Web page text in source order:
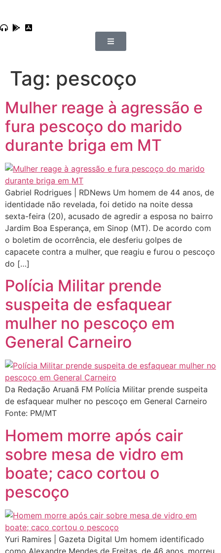
Tag: pescoço
Mulher reage à agressão e
fura pescoço do marido
durante briga em MT
Gabriel Rodrigues | RDNews Um homem de 44 anos, de
identidade não revelada, foi detido na noite dessa
sexta-feira (20), acusado de agredir a esposa no bairro
Jardim Boa Esperança, em Sinop (MT). De acordo com
o boletim de ocorrência, ele desferiu golpes de
capacete contra a mulher, que reagiu e furou o pescoço
do […]
Polícia Militar prende
suspeita de esfaquear
mulher no pescoço em
General Carneiro
Da Redação Aruanã FM Polícia Militar prende suspeita
de esfaquear mulher no pescoço em General Carneiro
Fonte: PM/MT
Homem morre após cair
sobre mesa de vidro em
boate; caco cortou o
pescoço
Yuri Ramires | Gazeta Digital Um homem identificado
como Alexandre Mendes de Freitas, de 46 anos, morreu